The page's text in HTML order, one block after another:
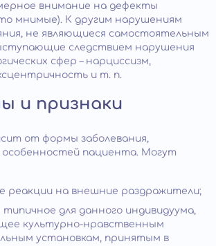
внимание на дефекты
мнимые). К другим нарушениям
не являющиеся самостоятельным
следствием нарушения
сфер – нарциссизм,
и т. п.
и признаки
от формы заболевания,
особенностей пациента. Могут
реакции на внешние раздражители;
типичное для данного индивидуума,
культурно-нравственным
установкам, принятым в